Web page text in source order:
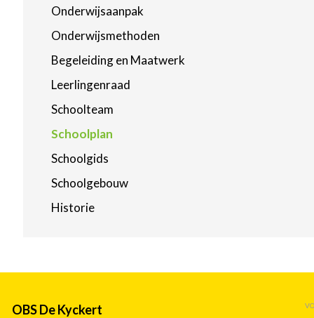
Onderwijsaanpak
Onderwijsmethoden
Begeleiding en Maatwerk
Leerlingenraad
Schoolteam
Schoolplan
Schoolgids
Schoolgebouw
Historie
OBS De Kyckert